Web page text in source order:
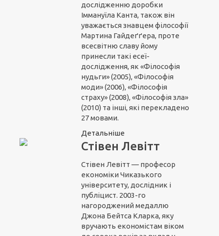
дослідженню доробки
Іммануїла Канта, також він
уважається знавцем філософії
Мартина Гайдеґґера, проте
всесвітню славу йому
принесли такі есеї-
дослідження, як «Філософія
нудьги» (2005), «Філософія
моди» (2006), «Філософія
страху» (2008), «Філософія зла»
(2010) та інші, які перекладено
27 мовами.
Детальніше
Стівен Левітт
Стівен Левітт — професор
економіки Чиказького
університету, дослідник і
публіцист. 2003-го
нагороджений медаллю
Джона Бейтса Кларка, яку
вручають економістам віком